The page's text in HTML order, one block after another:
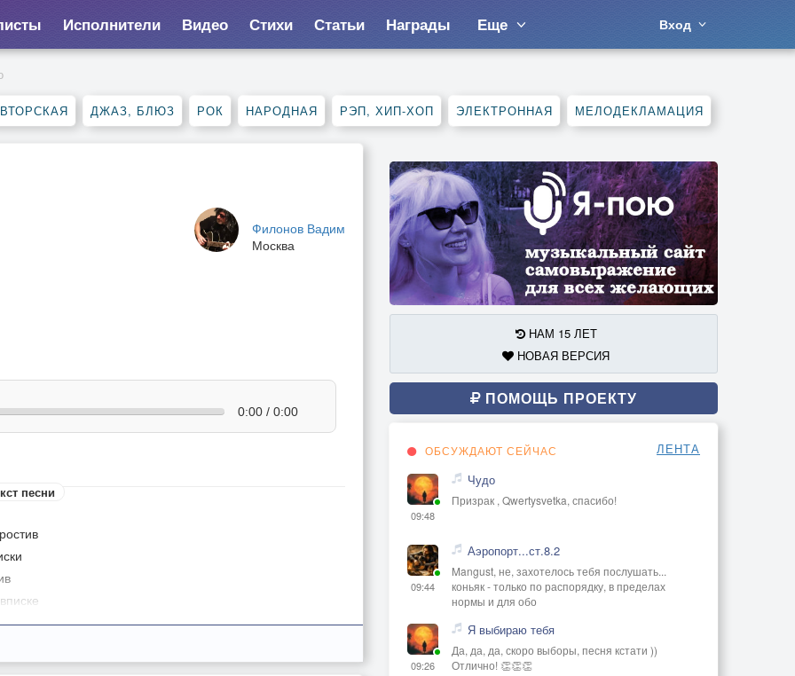
Исполнители Видео Стихи Статьи Награды Еще Вход
ДЖАЗ, БЛЮЗ РОК НАРОДНАЯ РЭП, ХИП-ХОП ЭЛЕКТРОННАЯ МЕЛОДЕКЛАМАЦИЯ
Филонов Вадим
Москва
0:00 / 0:00
песни
лет
НАМ 15 ЛЕТ
НОВАЯ ВЕРСИЯ
ПОМОЩЬ ПРОЕКТУ
ОБСУЖДАЮТ СЕЙЧАС ЛЕНТА
09:48
Чудо
Призрак , Qwertysvetka, спасибо!
09:44
Аэропорт...ст.8.2
Mangust, не, захотелось тебя послушать...
коньяк - только по распорядку, в пределах
нормы и для обо
09:26
Я выбираю тебя
Да, да, да, скоро выборы, песня кстати ))
Отлично! 👏👏👏